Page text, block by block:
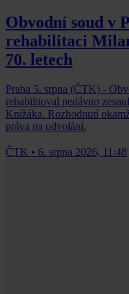
Obvodní soud v
rehabilitaci
70. letech
Praha 5. srpna (ČTK) -
rehabilitoval nedávno
Knížáka. Rozhodnutí
práva na odvolání.
ČTK • 6. srpna 2026, 11:48